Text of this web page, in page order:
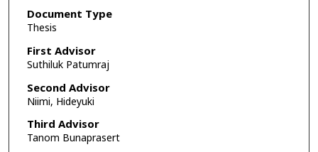
Document Type
Thesis
First Advisor
Suthiluk Patumraj
Second Advisor
Niimi, Hideyuki
Third Advisor
Tanom Bunaprasert